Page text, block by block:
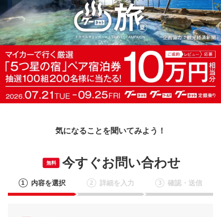
気になることを聞いてみよう！
無料 今すぐお問い合わせ
1 内容を選択 2 詳細を入力 3 確認・送信